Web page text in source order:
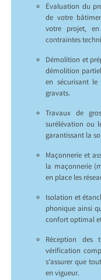
Évaluation du
de votre
votre projet,
contraintes
Démolition et
démolition
en sécurisant
gravats.
Travaux de
surélévation ou
garantissant la
Maçonnerie et
la maçonnerie
en place les
Isolation et
phonique ainsi
confort optimal
Réception
vérification
s’assurer que
en vigueur.